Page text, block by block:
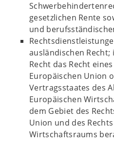
gesetzlichen Rente
und
ausländischen
Recht das Recht
Europäischen Union
Vertragsstaates des
Europäischen
dem Gebiet des
Union und des
Wirtschaftsraums